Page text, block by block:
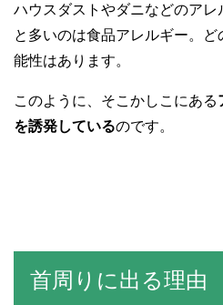
ハウスダストやダニなどのア
と多いのは食品アレルギー。
能性はあります。
このように、そこかしこにある
を誘発しているのです。
首周りに出る理由